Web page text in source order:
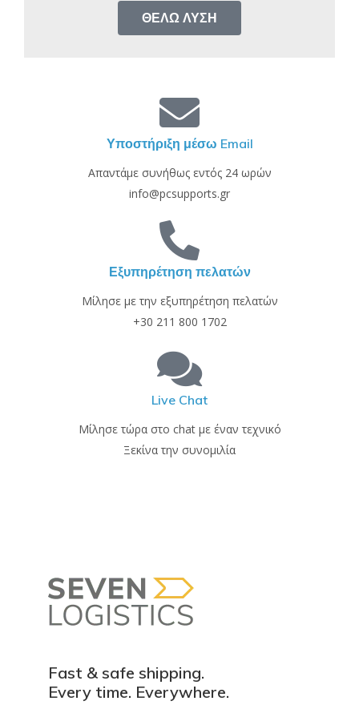
ΘΈΛΩ ΛΎΣΗ
Υποστήριξη μέσω Email
Απαντάμε συνήθως εντός 24 ωρών
info@pcsupports.gr
Εξυπηρέτηση πελατών
Μίλησε με την εξυπηρέτηση πελατών
+30 211 800 1702
Live Chat
Μίλησε τώρα στο chat με έναν τεχνικό
Ξεκίνα την συνομιλία
Fast & safe shipping.
Every time. Everywhere.